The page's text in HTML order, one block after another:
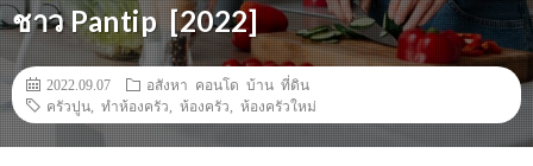
ชาว Pantip [2022]
2022.09.07
อสังหา คอนโด บ้าน ที่ดิน
ครัวปูน
ทำห้องครัว ห้องครัว ห้องครัวใหม่